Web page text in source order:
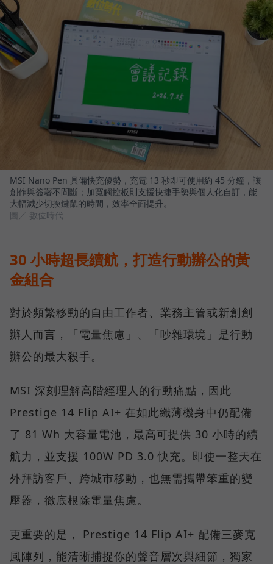
MSI Nano Pen 具備快充優勢，充電 13 秒即可使用約 45 分鐘，讓
創作與簽署不間斷；加寬觸控板則支援快捷手勢與個人化自訂，能
大幅減少切換鍵鼠的時間，效率全面提升。
圖／ 數位時代
30 小時超長續航，打造行動辦公的黃
金組合
對於頻繁移動的自由工作者、業務主管或新創創
辦人而言，「電量焦慮」、「吵雜環境」是行動
辦公的最大殺手。
MSI 深刻理解高階經理人的行動痛點，因此
Prestige 14 Flip AI+ 在如此纖薄機身中仍配備
了 81 Wh 大容量電池，最高可提供 30 小時的續
航力，並支援 100W PD 3.0 快充。即使一整天在
外拜訪客戶、跨城市移動，也無需攜帶笨重的變
壓器，徹底根除電量焦慮。
更重要的是， Prestige 14 Flip AI+ 配備三麥克
風陣列，能清晰捕捉你的聲音層次與細節，獨家